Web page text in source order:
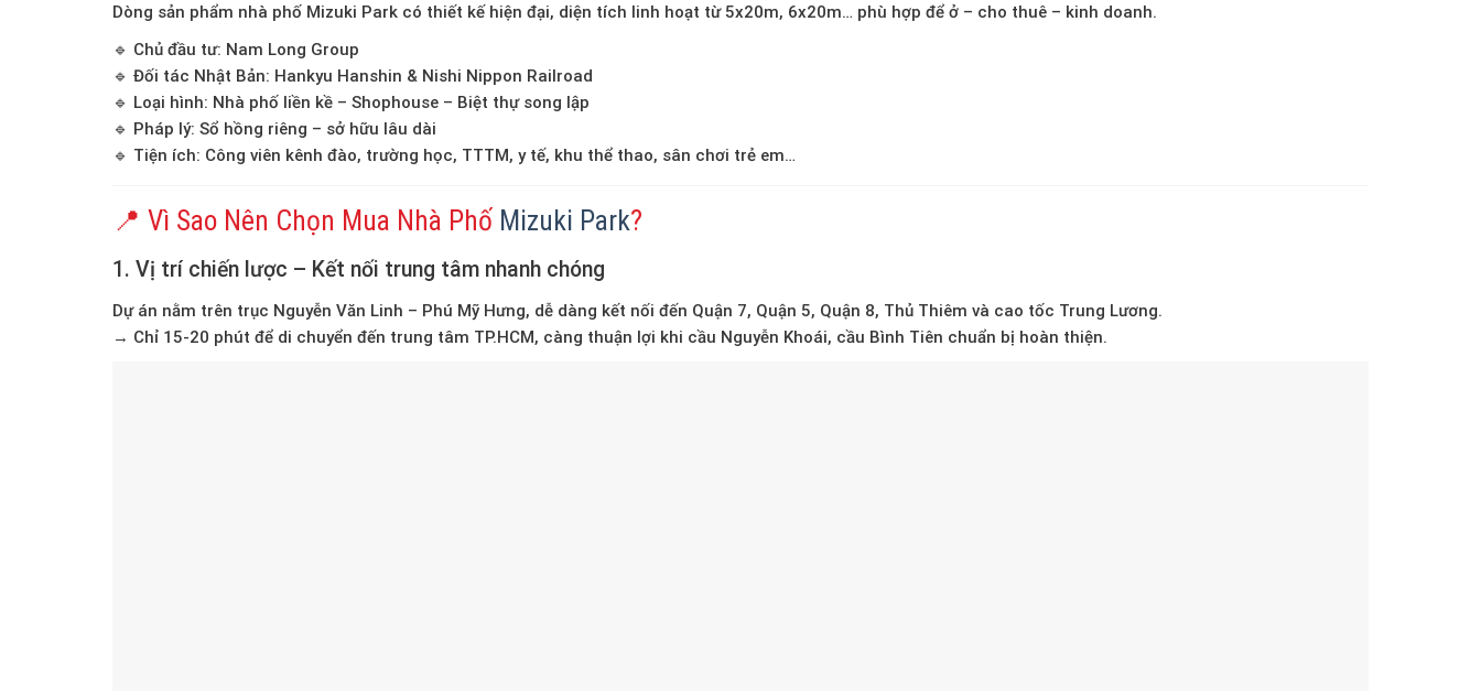
Dòng sản phẩm nhà phố Mizuki Park có thiết kế hiện đại, diện tích linh hoạt từ5x20m, 6x20m… phù hợp để ở – cho thuê – kinh doanh.
🔹 Chủ đầu tư: Nam Long Group
🔹 Đối tác Nhật Bản: Hankyu Hanshin & Nishi Nippon Railroad
🔹 Loại hình: Nhà phố liền kề – Shophouse – Biệt thự song lập
🔹 Pháp lý: Sổ hồng riêng – sở hữu lâu dài
🔹 Tiện ích: Công viên kênh đào, trường học, TTTM, y tế, khu thể thao, sân chơi trẻ em…
📍 Vì Sao Nên Chọn Mua Nhà Phố Mizuki Park?
1. Vị trí chiến lược – Kết nối trung tâm nhanh chóng
Dự án nằm trên trục Nguyễn Văn Linh – Phú Mỹ Hưng, dễ dàng kết nối đến Quận 7, Quận 5, Quận 8, Thủ Thiêm và cao tốc Trung Lương.
→ Chỉ 15-20 phút để di chuyển đến trung tâm TP.HCM, càng thuận lợi khi cầu Nguyễn Khoái, cầu Bình Tiên chuẩn bị hoàn thiện.